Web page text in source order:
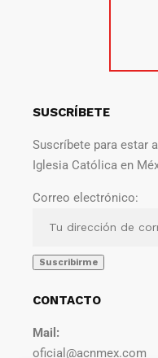
SUSCRÍBETE
Suscríbete para estar
Iglesia Católica en
Correo electrónico:
CONTACTO
Mail:
oficial@acnmex.com